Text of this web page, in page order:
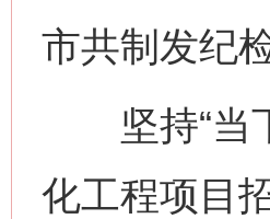
市共制发纪
坚持“当下
化工程项目